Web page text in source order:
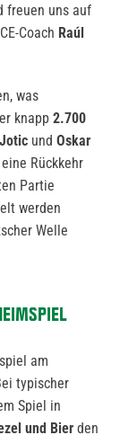
freuen uns auf
Coach Raúl
was
knapp 2.700
und Oskar
Rückkehr
Partie
werden
Welle
am
typischer
Spiel in
und Bier den